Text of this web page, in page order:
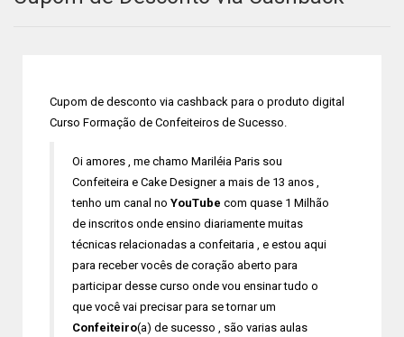
Cupom de desconto via cashback para o produto digital
Curso Formação de Confeiteiros de Sucesso.
Oi amores , me chamo Mariléia Paris sou
Confeiteira e Cake Designer a mais de 13 anos ,
tenho um canal no YouTube com quase 1 Milhão
de inscritos onde ensino diariamente muitas
técnicas relacionadas a confeitaria , e estou aqui
para receber vocês de coração aberto para
participar desse curso onde vou ensinar tudo o
que você vai precisar para se tornar um
Confeiteiro(a) de sucesso , são varias aulas